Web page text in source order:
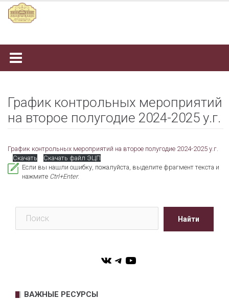
Наверх
График контрольных мероприятий
на второе полугодие 2024-2025 у.г.
График контрольных мероприятий на второе полугодие 2024-2025 у.г.
Скачать
Скачать файл ЭЦП
Если вы нашли ошибку, пожалуйста, выделите фрагмент текста и
нажмите Ctrl+Enter.
Найти
VKTelegram
YouTube
ВАЖНЫЕ РЕСУРСЫ